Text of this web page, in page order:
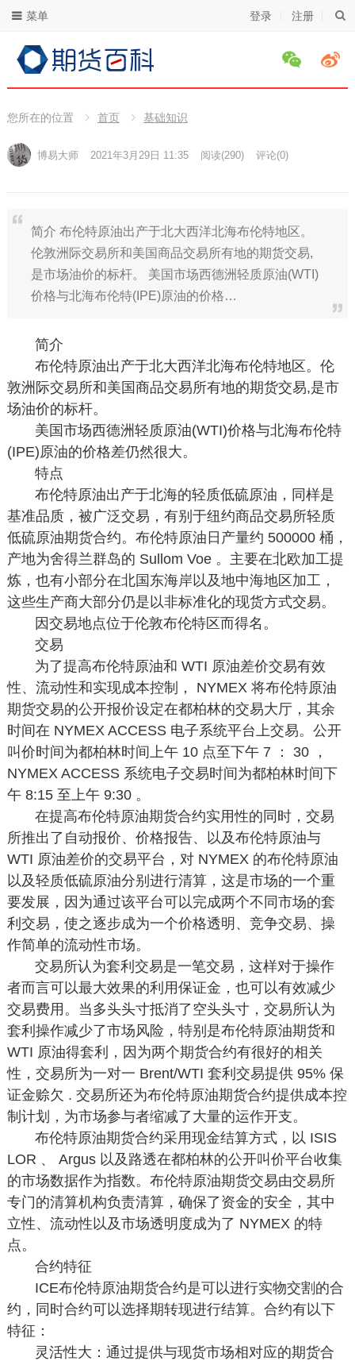
登录 注册
菜单
您所在的位置 首页 基础知识
博易大师 2021年3月29日 11:35 阅读(290) 评论(0)
简介 布伦特原油出产于北大西洋北海布伦特地区。
伦敦洲际交易所和美国商品交易所有地的期货交易,
是市场油价的标杆。 美国市场西德洲轻质原油(WTI)
价格与北海布伦特(IPE)原油的价格…
简介
布伦特原油出产于北大西洋北海布伦特地区。伦
敦洲际交易所和美国商品交易所有地的期货交易,是市
场油价的标杆。
美国市场西德洲轻质原油(WTI)价格与北海布伦特
(IPE)原油的价格差仍然很大。
特点
布伦特原油出产于北海的轻质低硫原油，同样是
基准品质，被广泛交易，有别于纽约商品交易所轻质
低硫原油期货合约。布伦特原油日产量约 500000 桶，
产地为舍得兰群岛的 Sullom Voe 。主要在北欧加工提
炼，也有小部分在北国东海岸以及地中海地区加工，
这些生产商大部分仍是以非标准化的现货方式交易。
因交易地点位于伦敦布伦特区而得名。
交易
为了提高布伦特原油和 WTI 原油差价交易有效
性、流动性和实现成本控制， NYMEX 将布伦特原油
期货交易的公开报价设定在都柏林的交易大厅，其余
时间在 NYMEX ACCESS 电子系统平台上交易。公开
叫价时间为都柏林时间上午 10 点至下午 7 ： 30 ，
NYMEX ACCESS 系统电子交易时间为都柏林时间下
午 8:15 至上午 9:30 。
在提高布伦特原油期货合约实用性的同时，交易
所推出了自动报价、价格报告、以及布伦特原油与
WTI 原油差价的交易平台，对 NYMEX 的布伦特原油
以及轻质低硫原油分别进行清算，这是市场的一个重
要发展，因为通过该平台可以完成两个不同市场的套
利交易，使之逐步成为一个价格透明、竞争交易、操
作简单的流动性市场。
交易所认为套利交易是一笔交易，这样对于操作
者而言可以最大效果的利用保证金，也可以有效减少
交易费用。当多头头寸抵消了空头头寸，交易所认为
套利操作减少了市场风险，特别是布伦特原油期货和
WTI 原油得套利，因为两个期货合约有很好的相关
性，交易所为一对一 Brent/WTI 套利交易提供 95% 保
证金赊欠 . 交易所还为布伦特原油期货合约提供成本控
制计划，为市场参与者缩减了大量的运作开支。
布伦特原油期货合约采用现金结算方式，以 ISIS
LOR 、 Argus 以及路透在都柏林的公开叫价平台收集
的市场数据作为指数。布伦特原油期货交易由交易所
专门的清算机构负责清算，确保了资金的安全，其中
立性、流动性以及市场透明度成为了 NYMEX 的特
点。
合约特征
ICE布伦特原油期货合约是可以进行实物交割的合
约，同时合约可以选择期转现进行结算。合约有以下
特征：
灵活性大：通过提供与现货市场相对应的期货合